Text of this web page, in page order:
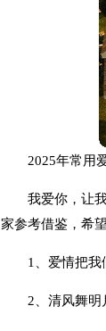
2025年常用
我爱你，让
家参考借鉴，希
1、爱情把我
2、清风舞明